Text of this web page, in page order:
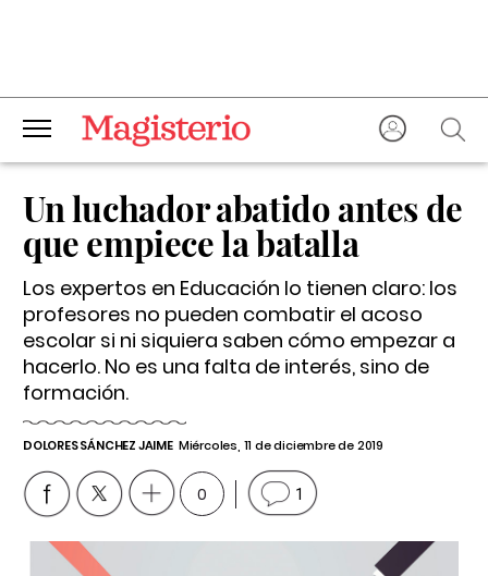
Un luchador abatido antes de
que empiece la batalla
Los expertos en Educación lo tienen claro: los
profesores no pueden combatir el acoso
escolar si ni siquiera saben cómo empezar a
hacerlo. No es una falta de interés, sino de
formación.
DOLORES SÁNCHEZ JAIME Miércoles, 11 de diciembre de 2019
0 1